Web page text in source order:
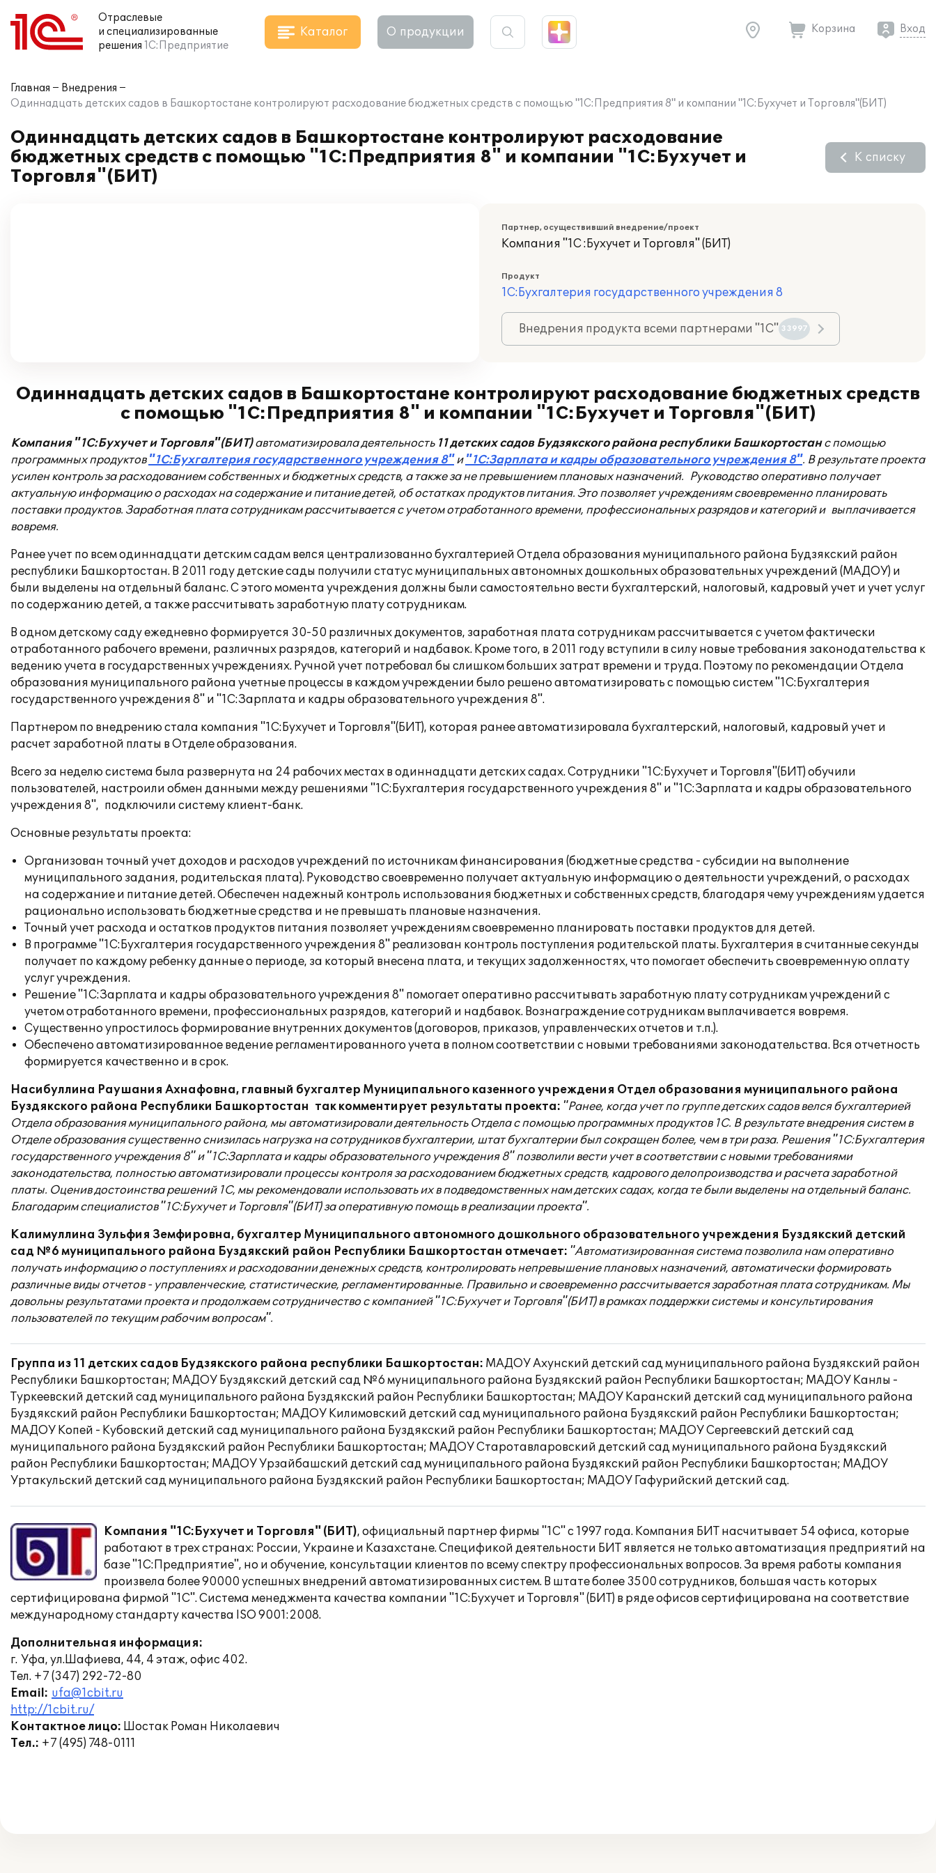
Отраслевые
и специализированные
решения 1С:Предприятие
Каталог О продукции Корзина Вход
Главная
Внедрения
Одиннадцать детских садов в Башкортостане контролируют расходование бюджетных средств с помощью "1С:Предприятия 8" и компании "1С:Бухучет и Торговля"(БИТ)
Одиннадцать детских садов в Башкортостане контролируют расходование
бюджетных средств с помощью "1С:Предприятия 8" и компании "1С:Бухучет и
Торговля"(БИТ)
К списку
Партнер, осуществивший внедрение/проект
Компания "1С :Бухучет и Торговля" (БИТ)
Продукт
1С:Бухгалтерия государственного учреждения 8
Внедрения продукта всеми партнерами "1С" 33997
Одиннадцать детских садов в Башкортостане контролируют расходование бюджетных средств
с помощью "1С:Предприятия 8" и компании "1С:Бухучет и Торговля"(БИТ)
Компания "1С:Бухучет и Торговля"(БИТ)автоматизировала деятельность 11 детских садов Будзякского района республики Башкортостанс помощью
программных продуктов "1С:Бухгалтерия государственного учреждения 8" и "1С:Зарплата и кадры образовательного учреждения 8". В результате проекта
усилен контроль за расходованием собственных и бюджетных средств, а также за не превышением плановых назначений. Руководство оперативно получает
актуальную информацию орасходах на содержание и питание детей, об остатках продуктов питания. Это позволяет учреждениям своевременно планировать
поставки продуктов. Заработная плата сотрудникам рассчитывается с учетом отработанного времени, профессиональных разрядов и категорий и выплачивается
вовремя.
Ранее учет по всем одиннадцати детским садам велся централизованно бухгалтерией Отдела образования муниципального района Будзякский район
республики Башкортостан. В 2011 году детские сады получили статус муниципальных автономных дошкольных образовательных учреждений (МАДОУ) и
были выделены на отдельный баланс. С этого момента учреждения должны были самостоятельно вести бухгалтерский, налоговый, кадровый учет и учет услуг
по содержанию детей, а также рассчитывать заработную плату сотрудникам.
В одном детскому саду ежедневно формируется 30-50 различных документов, заработная плата сотрудникам рассчитывается с учетом фактически
отработанного рабочего времени, различных разрядов, категорий и надбавок. Кроме того, в 2011 году вступили в силу новые требования законодательства к
ведению учета в государственных учреждениях. Ручной учет потребовал бы слишком больших затрат времени и труда. Поэтому по рекомендации Отдела
образования муниципального района учетные процессы в каждом учреждении было решено автоматизировать с помощью систем "1С:Бухгалтерия
государственного учреждения 8" и "1С:Зарплата и кадры образовательного учреждения 8".
Партнером по внедрению стала компания "1С:Бухучет и Торговля"(БИТ), которая ранее автоматизировала бухгалтерский, налоговый, кадровый учет и
расчет заработной платы в Отделе образования.
Всего за неделю система была развернута на 24 рабочих местах в одиннадцати детских садах. Сотрудники "1С:Бухучет и Торговля"(БИТ) обучили
пользователей, настроили обмен данными между решениями "1С:Бухгалтерия государственного учреждения 8" и "1С:Зарплата и кадры образовательного
учреждения 8", подключили систему клиент-банк.
Основные результаты проекта:
Организован точный учет доходов и расходов учреждений по источникам финансирования (бюджетные средства - субсидии на выполнение
муниципального задания, родительская плата). Руководство своевременно получает актуальную информацию о деятельности учреждений, о расходах
на содержание и питание детей. Обеспечен надежный контроль использования бюджетных и собственных средств, благодаря чему учреждениям удается
рационально использовать бюджетные средства и не превышать плановые назначения.
Точный учет расхода и остатков продуктов питания позволяет учреждениям своевременно планировать поставки продуктов для детей.
В программе "1С:Бухгалтерия государственного учреждения 8" реализован контроль поступления родительской платы. Бухгалтерия в считанные секунды
получает по каждому ребенку данные о периоде, за который внесена плата, и текущих задолженностях, что помогает обеспечить своевременную оплату
услуг учреждения.
Решение "1С:Зарплата и кадры образовательного учреждения 8" помогает оперативно рассчитывать заработную плату сотрудникам учреждений с
учетом отработанного времени, профессиональных разрядов, категорий и надбавок. Вознаграждение сотрудникам выплачивается вовремя.
Существенно упростилось формирование внутренних документов (договоров, приказов, управленческих отчетов и т.п.).
Обеспечено автоматизированное ведение регламентированного учета в полном соответствии с новыми требованиями законодательства. Вся отчетность
формируется качественно и в срок.
Насибуллина Раушания Ахнафовна, главный бухгалтер Муниципального казенного учреждения Отдел образования муниципального района
Буздякского района Республики Башкортостан так комментирует результаты проекта: "Ранее, когда учет по группе детских садов велся бухгалтерией
Отдела образования муниципального района, мы автоматизировали деятельность Отдела с помощью программных продуктов 1С. В результате внедрения систем в
Отделе образования существенно снизилась нагрузка на сотрудников бухгалтерии, штат бухгалтерии был сокращен более, чем в три раза. Решения "1С:Бухгалтерия
государственного учреждения 8" и "1С:Зарплата и кадры образовательного учреждения 8" позволили вести учет в соответствии с новыми требованиями
законодательства, полностью автоматизировали процессы контроля за расходованием бюджетных средств, кадрового делопроизводства и расчета заработной
платы. Оценив достоинства решений 1С, мы рекомендовали использовать их в подведомственных нам детских садах, когда те были выделены на отдельный баланс.
Благодарим специалистов "1С:Бухучет и Торговля"(БИТ) за оперативную помощь в реализации проекта".
Калимуллина Зульфия Земфировна, бухгалтер Муниципального автономного дошкольного образовательного учреждения Буздякский детский
сад №6 муниципального района Буздякский район Республики Башкортостан отмечает: "Автоматизированная система позволила нам оперативно
получать информацию о поступлениях и расходовании денежных средств, контролировать непревышение плановых назначений, автоматически формировать
различные виды отчетов - управленческие, статистические, регламентированные. Правильно и своевременно рассчитывается заработная плата сотрудникам. Мы
довольны результатами проекта и продолжаем сотрудничество с компанией "1С:Бухучет и Торговля"(БИТ) в рамках поддержки системы и консультирования
пользователей по текущим рабочим вопросам".
Группа из 11 детских садов Будзякского района республики Башкортостан: МАДОУ Ахунский детский сад муниципального района Буздякский район
Республики Башкортостан; МАДОУ Буздякский детский сад №6 муниципального района Буздякский район Республики Башкортостан; МАДОУ Канлы -
Туркеевский детский сад муниципального района Буздякский район Республики Башкортостан; МАДОУ Каранский детский сад муниципального района
Буздякский район Республики Башкортостан; МАДОУ Килимовский детский сад муниципального района Буздякский район Республики Башкортостан;
МАДОУ Копей - Кубовский детский сад муниципального района Буздякский район Республики Башкортостан; МАДОУ Сергеевский детский сад
муниципального района Буздякский район Республики Башкортостан; МАДОУ Старотавларовский детский сад муниципального района Буздякский
район Республики Башкортостан; МАДОУ Урзайбашский детский сад муниципального района Буздякский район Республики Башкортостан; МАДОУ
Уртакульский детский сад муниципального района Буздякский район Республики Башкортостан; МАДОУ Гафурийский детский сад.
Компания "1С:Бухучет и Торговля" (БИТ), официальный партнер фирмы "1С" с 1997 года. Компания БИТ насчитывает 54 офиса, которые
работают в трех странах: России, Украине и Казахстане. Спецификой деятельности БИТ является не только автоматизация предприятий на
базе "1С:Предприятие", но и обучение, консультации клиентов по всему спектру профессиональных вопросов. За время работы компания
произвела более 90000 успешных внедрений автоматизированных систем. В штате более 3500 сотрудников, большая часть которых
сертифицирована фирмой "1С". Система менеджмента качества компании "1С:Бухучет и Торговля" (БИТ) в ряде офисов сертифицирована на соответствие
международному стандарту качества ISO 9001:2008.
Дополнительная информация:
г. Уфа, ул.Шафиева, 44, 4 этаж, офис 402.
Тел. +7 (347) 292-72-80
Email: ufa@1cbit.ru
http://1cbit.ru/
Контактное лицо: Шостак Роман Николаевич
Тел.: +7 (495) 748-0111